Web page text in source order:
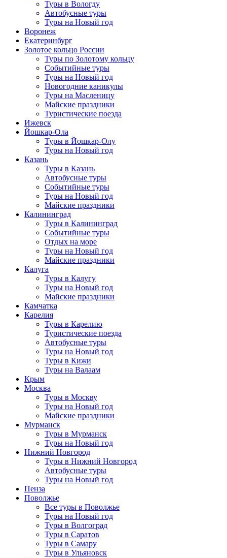
Туры в Вологду
Автобусные туры
Туры на Новый год
Воронеж
Екатеринбург
Золотое кольцо России
Туры по Золотому кольцу
Событийные туры
Туры на Новый год
Новогодние каникулы
Туры на Масленицу
Майские праздники
Туристические поезда
Ижевск
Йошкар-Ола
Туры в Йошкар-Олу
Туры на Новый год
Казань
Туры в Казань
Автобусные туры
Событийные туры
Туры на Новый год
Майские праздники
Калининград
Туры в Калининград
Событийные туры
Отдых на море
Туры на Новый год
Майские праздники
Калуга
Туры в Калугу
Туры на Новый год
Майские праздники
Камчатка
Карелия
Туры в Карелию
Туристические поезда
Автобусные туры
Туры на Новый год
Туры в Кижи
Туры на Валаам
Крым
Москва
Туры в Москву
Туры на Новый год
Майские праздники
Мурманск
Туры в Мурманск
Туры на Новый год
Нижний Новгород
Туры в Нижний Новгород
Автобусные туры
Туры на Новый год
Пенза
Поволжье
Все туры в Поволжье
Туры на Новый год
Туры в Волгоград
Туры в Саратов
Туры в Самару
Туры в Ульяновск